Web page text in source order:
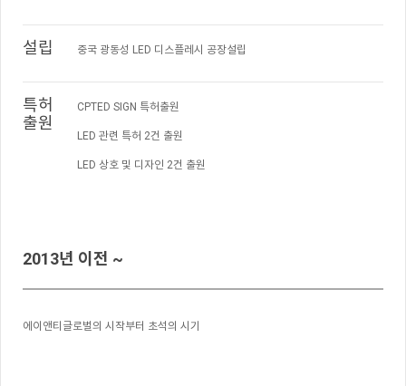
설립 중국 광동성 LED 디스플레시 공장설립
특허
출원
CPTED SIGN 특허출원
LED 관련 특허 2건 출원
LED 상호 및 디자인 2건 출원
2013년 이전 ~
에이앤티글로벌의 시작부터 초석의 시기